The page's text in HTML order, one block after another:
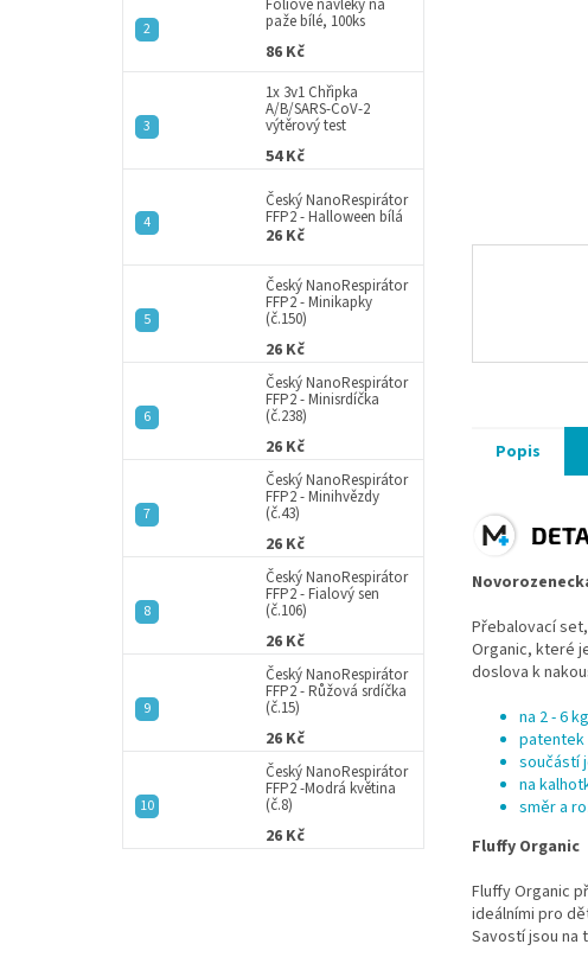
paže bílé, 100ks
86 Kč
1x 3v1 Chřipka
A/B/SARS-CoV-2
výtěrový test
54 Kč
Český NanoRespirátor
FFP2 - Halloween bílá
26 Kč
Český NanoRespirátor
FFP2 - Minikapky
(č.150)
26 Kč
Český NanoRespirátor
FFP2 - Minisrdíčka
(č.238)
26 Kč
Český NanoRespirátor
FFP2 - Minihvězdy
(č.43)
26 Kč
Český NanoRespirátor
FFP2 - Fialový sen
(č.106)
26 Kč
Český NanoRespirátor
FFP2 - Růžová srdíčka
(č.15)
26 Kč
Český NanoRespirátor
FFP2 -Modrá květina
(č.8)
26 Kč
Popis
Přebalovací
Organic, které
doslova k
na 2 - 6
patentek
součástí
na
směr a
Fluffy Organic
Fluffy Organic
ideálními pro
Savostí jsou na